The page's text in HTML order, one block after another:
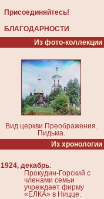
Присоединяйтесь!
БЛАГОДАРНОСТИ
Из фото-коллекции
Вид церкви Преображения.
Пидьма.
Из хронологии
1924, декабрь:
Прокудин-Горский с
членами семьи
учреждает фирму
«ЕЛКА» в Ницце.